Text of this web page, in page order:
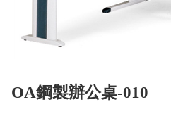
OA鋼製辦公桌-010